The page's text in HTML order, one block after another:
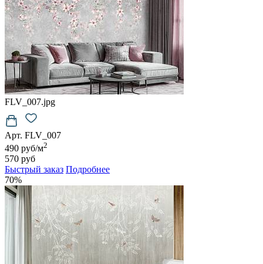
FLV_007.jpg
Арт. FLV_007
490 руб/м2
570 руб
Быстрый заказ Подробнее
70%